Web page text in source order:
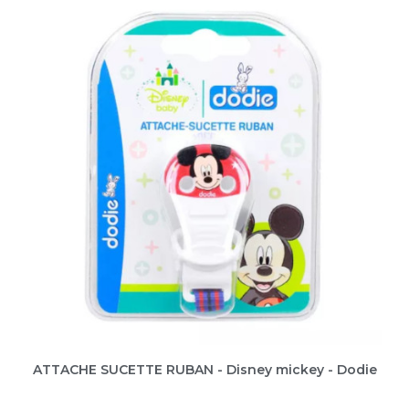
ATTACHE SUCETTE RUBAN - Disney mickey - Dodie